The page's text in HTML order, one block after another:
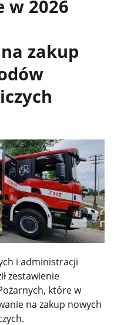
w 2026
zakup
i administracji
zestawienie
które w
na zakup nowych